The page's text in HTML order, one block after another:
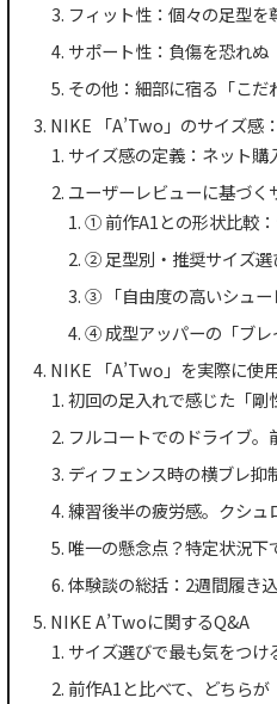
フィット性：個々の足型を
サポート性：負傷を恐れぬ
その他：細部に宿る「こだ
NIKE 「A’Two」のサイズ感
サイズ感の定義：ネット
ユーザーレビューに基づ
① 前作A1との形状比較
② 足型別・推奨サイズ
③ 「自由度の高いシュー
④ 成型アッパーの「ブレ
NIKE 「A’Two」を実際に使
初回の足入れで感じた「
フルコートでのドライブ
ディフェンス時の横ブレ
練習後半の疲労感。クシュ
唯一の懸念点？特定状況
体験談の総括：2週間履き
NIKE A’Twoに関するQ&A
サイズ選びで最も気をつけ
前作A1と比べて、どちらが